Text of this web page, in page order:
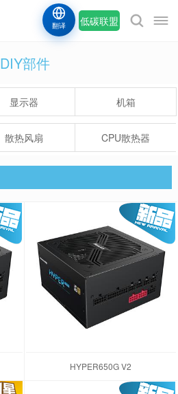
低碳联盟
翻译
DIY部件
显示器 机箱
散热风扇 CPU散热器
HYPER650G V2